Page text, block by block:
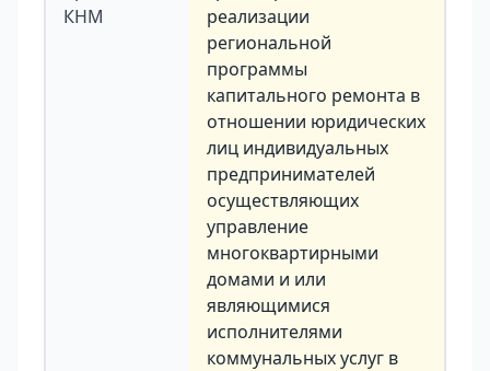
КНМ
реализации
региональной
программы
капитального ремонта в
отношении юридических
лиц индивидуальных
предпринимателей
осуществляющих
управление
многоквартирными
домами и или
являющимися
исполнителями
коммунальных услуг в